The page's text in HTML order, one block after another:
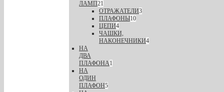
ЛАМП21
ОТРАЖАТЕЛИ3
ПЛАФОНЫ10
ЦЕПИ4
ЧАШКИ,
НАКОНЕЧНИКИ4
НА
ДВА
ПЛАФОНА1
НА
ОДИН
ПЛАФОН5